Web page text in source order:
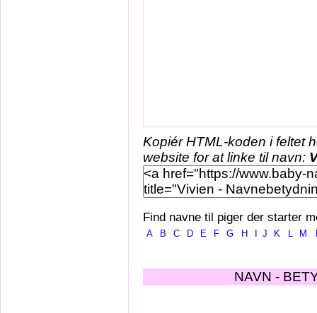
Kopiér HTML-koden i feltet
website for at linke til navn:
Find navne til piger der starter
A B C D E F G H J K L M
NAVN -